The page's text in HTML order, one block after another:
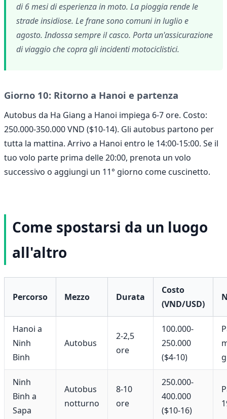
di 6 mesi di esperienza in moto. La pioggia rende le
strade insidiose. Le frane sono comuni in luglio e
agosto. Indossa sempre il casco. Porta un'assicurazione
di viaggio che copra gli incidenti motociclistici.
Giorno 10: Ritorno a Hanoi e partenza
Autobus da Ha Giang a Hanoi impiega 6-7 ore. Costo:
250.000-350.000 VND ($10-14). Gli autobus partono per
tutta la mattina. Arrivo a Hanoi entro le 14:00-15:00. Se il
tuo volo parte prima delle 20:00, prenota un volo
successivo o aggiungi un 11° giorno come cuscinetto.
Come spostarsi da un luogo
all'altro
Percorso Mezzo Durata
Costo
(VND/USD)
Hanoi a
Ninh
Binh
Autobus
2-2,5
ore
100.000-
250.000
($4-10)
Ninh
Binh a
Sapa
Autobus
notturno
8-10
ore
250.000-
400.000
($10-16)